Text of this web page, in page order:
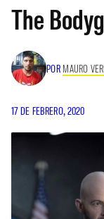
The
POR MAURO
17 DE FEBRERO, 2020